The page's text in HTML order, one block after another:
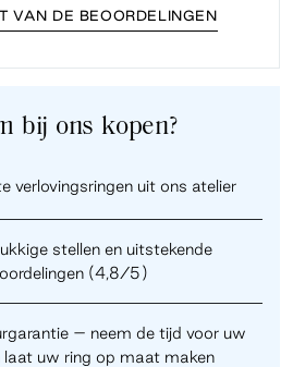
VAN DE BEOORDELINGEN
bij ons kopen?
verlovingsringen uit ons atelier
stellen en uitstekende
(4,8/5)
– neem de tijd voor uw
laat uw ring op maat maken